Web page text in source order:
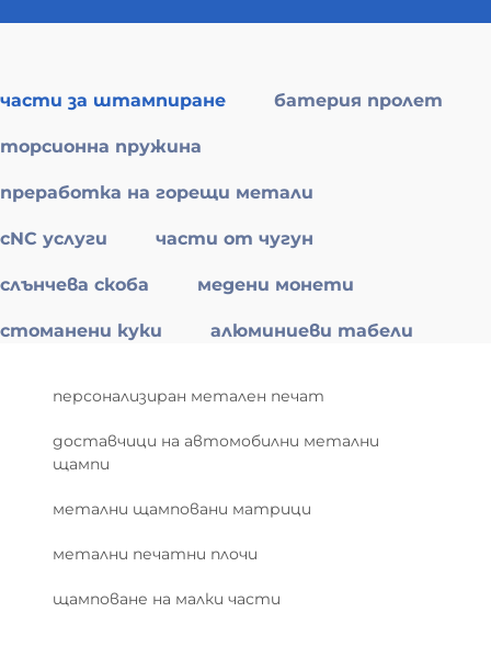
части за штампиране батерия пролет
торсионна пружина
преработка на горещи метали
cNC услуги части от чугун
слънчева скоба медени монети
стоманени куки алюминиеви табели
персонализиран метален печат
доставчици на автомобилни метални
щампи
метални щамповани матрици
метални печатни плочи
щамповане на малки части